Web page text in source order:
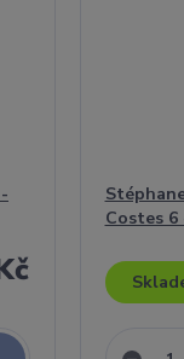
Costes 6